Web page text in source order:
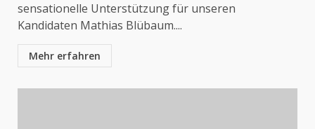
sensationelle Unterstützung für unseren
Kandidaten Mathias Blübaum....
Mehr erfahren